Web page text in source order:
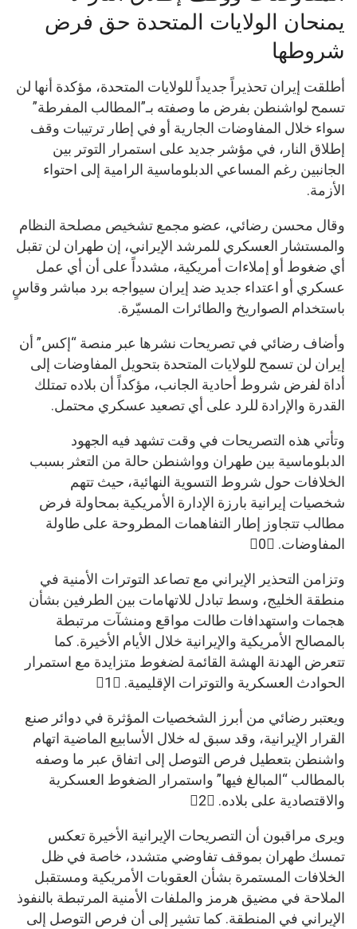
يمنحان الولايات المتحدة حق فرض
شروطها
أطلقت إيران تحذيراً جديداً للولايات المتحدة، مؤكدة أنها لن
تسمح لواشنطن بفرض ما وصفته بـ”المطالب المفرطة”
سواء خلال المفاوضات الجارية أو في إطار ترتيبات وقف
إطلاق النار، في مؤشر جديد على استمرار التوتر بين
الجانبين رغم المساعي الدبلوماسية الرامية إلى احتواء
الأزمة.
وقال محسن رضائي، عضو مجمع تشخيص مصلحة النظام
والمستشار العسكري للمرشد الإيراني، إن طهران لن تقبل
أي ضغوط أو إملاءات أمريكية، مشدداً على أن أي عمل
عسكري أو اعتداء جديد ضد إيران سيواجه برد مباشر وقاسٍ
باستخدام الصواريخ والطائرات المسيّرة.
وأضاف رضائي في تصريحات نشرها عبر منصة “إكس” أن
إيران لن تسمح للولايات المتحدة بتحويل المفاوضات إلى
أداة لفرض شروط أحادية الجانب، مؤكداً أن بلاده تمتلك
القدرة والإرادة للرد على أي تصعيد عسكري محتمل.
وتأتي هذه التصريحات في وقت تشهد فيه الجهود
الدبلوماسية بين طهران وواشنطن حالة من التعثر بسبب
الخلافات حول شروط التسوية النهائية، حيث تتهم
شخصيات إيرانية بارزة الإدارة الأمريكية بمحاولة فرض
مطالب تتجاوز إطار التفاهمات المطروحة على طاولة
المفاوضات. 0
وتزامن التحذير الإيراني مع تصاعد التوترات الأمنية في
منطقة الخليج، وسط تبادل للاتهامات بين الطرفين بشأن
هجمات واستهدافات طالت مواقع ومنشآت مرتبطة
بالمصالح الأمريكية والإيرانية خلال الأيام الأخيرة. كما
تتعرض الهدنة الهشة القائمة لضغوط متزايدة مع استمرار
الحوادث العسكرية والتوترات الإقليمية. 1
ويعتبر رضائي من أبرز الشخصيات المؤثرة في دوائر صنع
القرار الإيرانية، وقد سبق له خلال الأسابيع الماضية اتهام
واشنطن بتعطيل فرص التوصل إلى اتفاق عبر ما وصفه
بالمطالب “المبالغ فيها” واستمرار الضغوط العسكرية
والاقتصادية على بلاده. 2
ويرى مراقبون أن التصريحات الإيرانية الأخيرة تعكس
تمسك طهران بموقف تفاوضي متشدد، خاصة في ظل
الخلافات المستمرة بشأن العقوبات الأمريكية ومستقبل
الملاحة في مضيق هرمز والملفات الأمنية المرتبطة بالنفوذ
الإيراني في المنطقة. كما تشير إلى أن فرص التوصل إلى